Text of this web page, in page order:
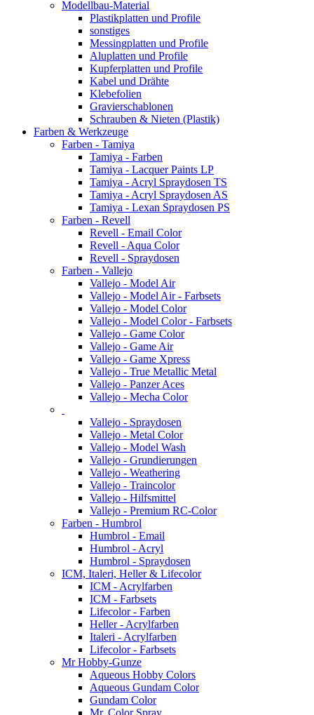
Modellbau-Material
Plastikplatten und Profile
sonstiges
Messingplatten und Profile
Aluplatten und Profile
Kupferplatten und Profile
Kabel und Drähte
Klebefolien
Gravierschablonen
Schrauben & Nieten (Plastik)
Farben & Werkzeuge
Farben - Tamiya
Tamiya - Farben
Tamiya - Lacquer Paints LP
Tamiya - Acryl Spraydosen TS
Tamiya - Acryl Spraydosen AS
Tamiya - Lexan Spraydosen PS
Farben - Revell
Revell - Email Color
Revell - Aqua Color
Revell - Spraydosen
Farben - Vallejo
Vallejo - Model Air
Vallejo - Model Air - Farbsets
Vallejo - Model Color
Vallejo - Model Color - Farbsets
Vallejo - Game Color
Vallejo - Game Air
Vallejo - Game Xpress
Vallejo - True Metallic Metal
Vallejo - Panzer Aces
Vallejo - Mecha Color
Vallejo - Spraydosen
Vallejo - Metal Color
Vallejo - Model Wash
Vallejo - Grundierungen
Vallejo - Weathering
Vallejo - Traincolor
Vallejo - Hilfsmittel
Vallejo - Premium RC-Color
Farben - Humbrol
Humbrol - Email
Humbrol - Acryl
Humbrol - Spraydosen
ICM, Italeri, Heller & Lifecolor
ICM - Acrylfarben
ICM - Farbsets
Lifecolor - Farben
Heller - Acrylfarben
Italeri - Acrylfarben
Lifecolor - Farbsets
Mr Hobby-Gunze
Aqueous Hobby Colors
Aqueous Gundam Color
Gundam Color
Mr. Color Spray